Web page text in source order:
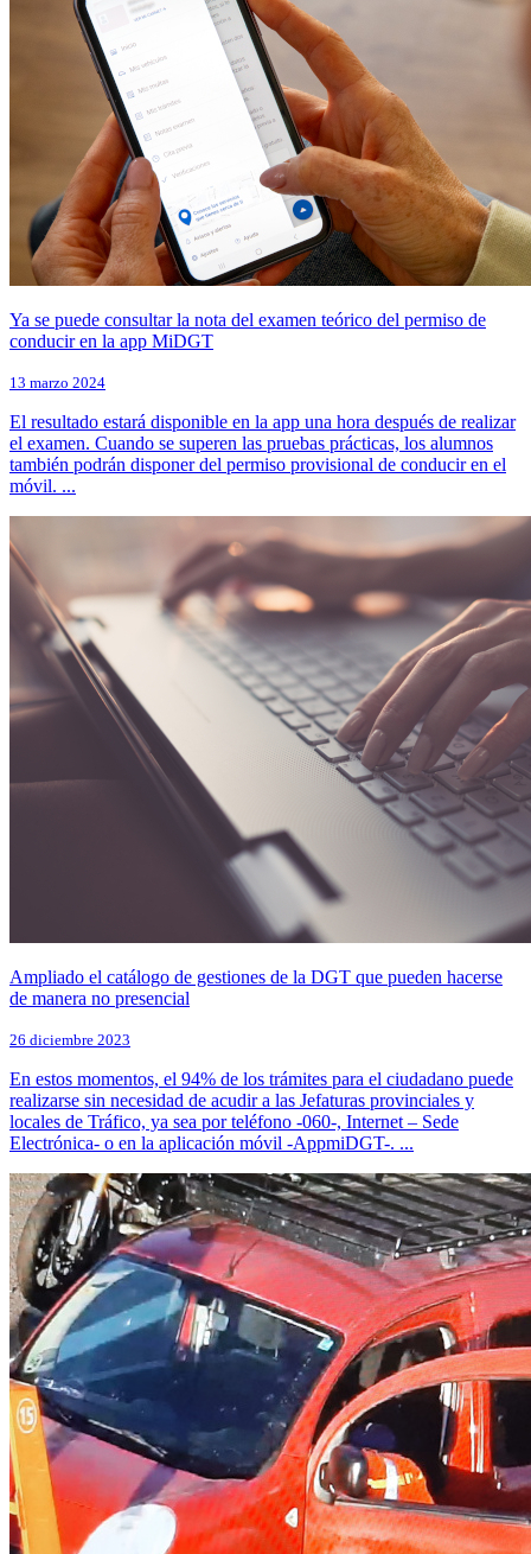
Ya se puede consultar la nota del examen teórico del permiso de
conducir en la app MiDGT
13 marzo 2024
El resultado estará disponible en la app una hora después de realizar
el examen. Cuando se superen las pruebas prácticas, los alumnos
también podrán disponer del permiso provisional de conducir en el
móvil. ...
Ampliado el catálogo de gestiones de la DGT que pueden hacerse
de manera no presencial
26 diciembre 2023
En estos momentos, el 94% de los trámites para el ciudadano puede
realizarse sin necesidad de acudir a las Jefaturas provinciales y
locales de Tráfico, ya sea por teléfono -060-, Internet – Sede
Electrónica- o en la aplicación móvil -AppmiDGT-. ...